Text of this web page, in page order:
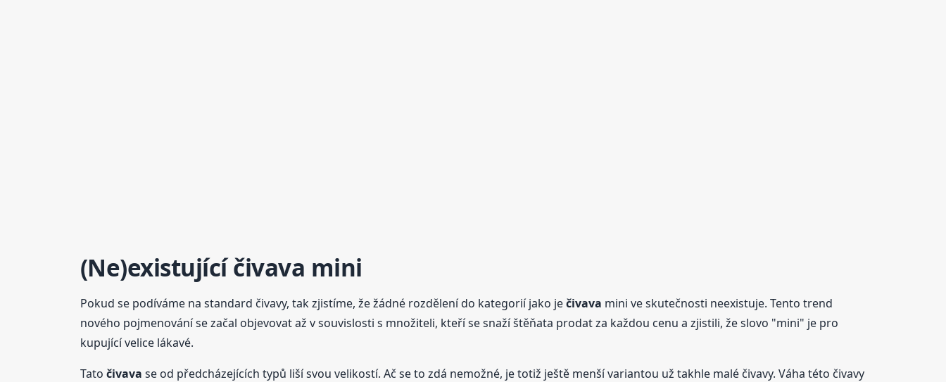
(Ne)existujícíčivava mini
Pokud se podíváme na standard čivavy, tak zjistíme, že žádné rozdělení do kategorií jako ječivava mini ve skutečnosti neexistuje. Tento trend
nového pojmenování se začal objevovat až v souvislosti s množiteli, kteří se snaží štěňata prodat za každou cenu a zjistili, že slovo "mini" je pro
kupující velice lákavé.
Tato čivava se od předcházejících typů liší svou velikostí. Ač se to zdá nemožné, je totiž ještě menší variantou už takhle malé čivavy. Váha této čivavy